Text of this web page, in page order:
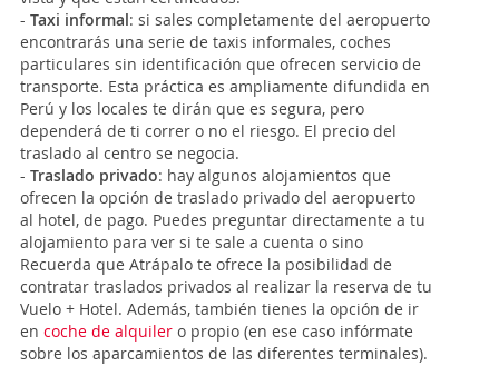
- Taxi informal: si sales completamente del aeropuerto
encontrarás una serie de taxis informales, coches
particulares sin identificación que ofrecen servicio de
transporte. Esta práctica es ampliamente difundida en
Perú y los locales te dirán que es segura, pero
dependerá de ti correr o no el riesgo. El precio del
traslado al centro se negocia.
- Traslado privado: hay algunos alojamientos que
ofrecen la opción de traslado privado del aeropuerto
al hotel, de pago. Puedes preguntar directamente a tu
alojamiento para ver si te sale a cuenta o sino
Recuerda que Atrápalo te ofrece la posibilidad de
contratar traslados privados al realizar la reserva de tu
Vuelo + Hotel. Además, también tienes la opción de ir
en coche de alquiler o propio (en ese caso infórmate
sobre los aparcamientos de las diferentes terminales).